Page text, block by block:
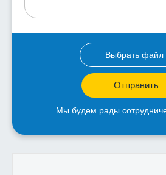
Выбрать файл
Отправить
Мы будем рады